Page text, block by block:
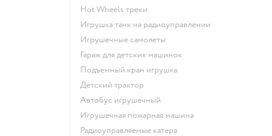
Hot Wheels треки
Игрушка танк на радиоуправлении
Игрушечные самолеты
Гараж для детских машинок
Подъемный кран игрушка
Детский трактор
Автобус игрушечный
Игрушечная пожарная машина
Радиоуправляемые катера